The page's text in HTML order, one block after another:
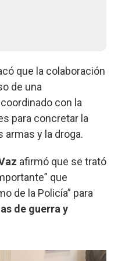
que la colaboración
de una
con la
para concretar la
armas y la droga.
afirmó que se trató
que
de la Policía” para
de guerra y